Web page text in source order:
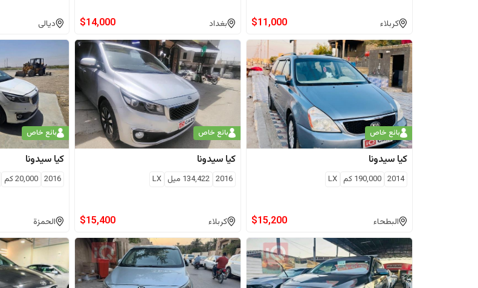
كربلاء $11,000 بغداد $14,000 ديالى
بائع خاص
كيا سيدونا
2014
190,000 كم LX
البطحاء $15,200
بائع خاص
كيا سيدونا
2016
134,422 ميل LX
كربلاء $15,400
بائع خاص
كيا سيدونا
2016
20,000كم
الحمزة